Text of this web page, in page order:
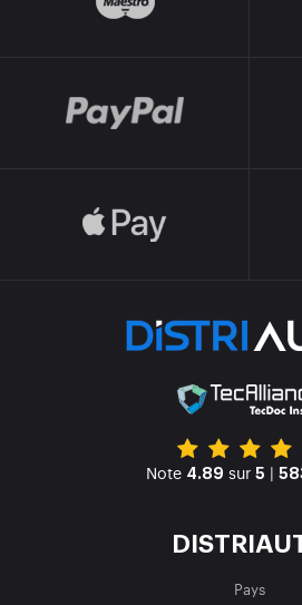
Note 4.89 sur 5 |
Pays